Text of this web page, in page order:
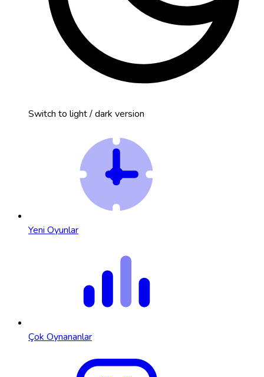
Switch to light / dark version
Yeni Oyunlar
Çok Oynananlar